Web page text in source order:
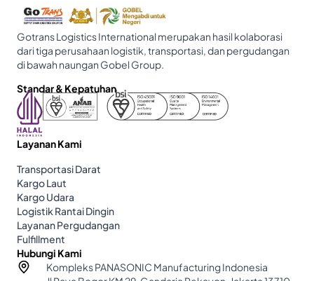
Gotrans Logistics International merupakan hasil kolaborasi
dari tiga perusahaan logistik, transportasi, dan pergudangan
di bawah naungan Gobel Group.
Standar & Kepatuhan
Layanan Kami
Transportasi Darat
Kargo Laut
Kargo Udara
Logistik Rantai Dingin
Layanan Pergudangan
Fulfillment
Hubungi Kami
Kompleks PANASONIC Manufacturing Indonesia